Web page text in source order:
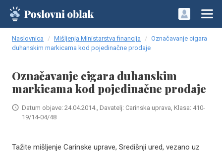
Naslovnica Mišljenja Ministarstva financija
Označavanje cigara
duhanskim markicama kod pojedinačne prodaje
Označavanje cigara duhanskim
markicama kod pojedinačne prodaje
Datum objave: 24.04.2014., Davatelj: Carinska uprava, Klasa: 410-
19/14-04/48
Tažite mišljenje Carinske uprave, Središnji ured, vezano uz